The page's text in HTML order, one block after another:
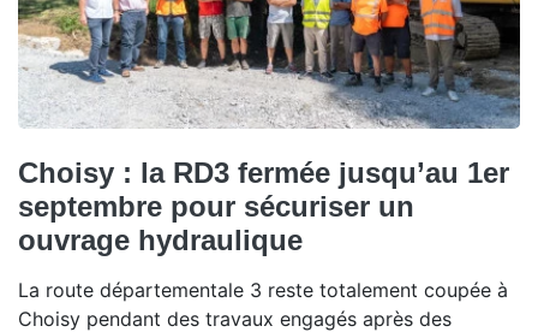
Choisy : la RD3 fermée jusqu’au 1er
septembre pour sécuriser un
ouvrage hydraulique
La route départementale 3 reste totalement coupée à
Choisy pendant des travaux engagés après des